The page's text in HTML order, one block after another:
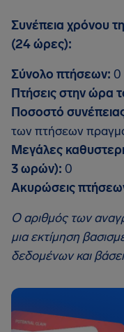
Συνέπεια χρόνου
(24 ώρες):
Σύνολο πτήσεων: 0
Πτήσεις στην ώρα
Ποσοστό
των πτήσεων
Μεγάλες
3 ωρών): 0
Ακυρώσεις
Ο αριθμός των
μια εκτίμηση
δεδομένων και